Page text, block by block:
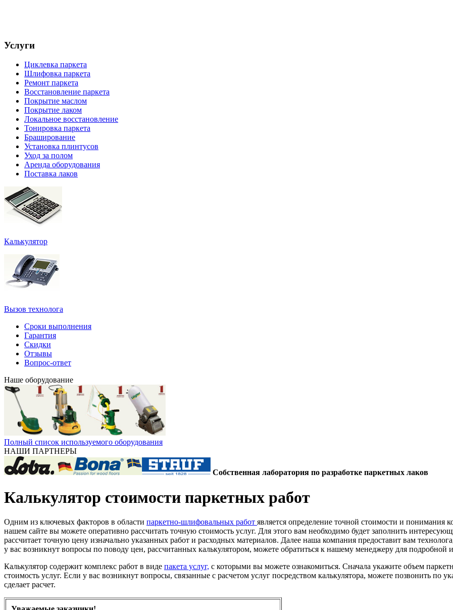
Услуги
Циклевка паркета
Шлифовка паркета
Ремонт паркета
Восстановление паркета
Покрытие маслом
Покрытие лаком
Локальное восстановление
Тонировка паркета
Браширование
Установка плинтусов
Уход за полом
Аренда оборудования
Поставка лаков
Калькулятор
Вызов технолога
Сроки выполнения
Гарантия
Скидки
Отзывы
Вопрос-ответ
Наше оборудование
Полный список используемого оборудования
НАШИ ПАРТНЕРЫ
Собственная лаборатория по разработке паркетных лаков
Калькулятор стоимости паркетных работ
Одним из ключевых факторов в области паркетно-шлифовальных работ является определение точной стоимости и понимания
нашем сайте вы можете оперативно рассчитать точную стоимость услуг. Для этого вам необходимо будет заполнить
рассчитает точную цену изначально указанных работ и расходных материалов. Далее наша компания предоставит вам
у вас возникнут вопросы по поводу цен, рассчитанных калькулятором, можете обратиться к нашему менеджеру для подробной
Калькулятор содержит комплекс работ в виде пакета услуг, с которыми вы можете ознакомиться. Сначала укажите объем
стоимость услуг. Если у вас возникнут вопросы, связанные с расчетом услуг посредством калькулятора, можете позвонить по
сделает расчет.